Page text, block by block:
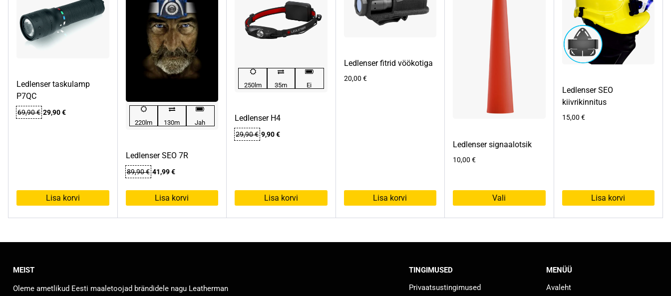
Ledlenser taskulamp
P7QC
69,90€ Algne
29,90€Praegune
Lisa korvi
220lm 130m Jah
Ledlenser SEO 7R
89,90€ Algne
oli:
89,90 €.
41,99€Praegune
on:
41,99 €.
Lisa korvi
250lm 35m Ei
Ledlenser H4
29,90€ Algne
9,90€Praegune
Lisa korvi
Ledlenser fitrid vöökotiga
20,00 €
Lisa korvi
Ledlenser signaalotsik
10,00 €
Vali
Valikuid
saab
Ledlenser SEO
kiivrikinnitus
15,00 €
Lisa korvi
MEIST
Oleme ametlikud Eesti maaletoojad brändidele nagu Leatherman
TINGIMUSED
Privaatsustingimused
MENÜÜ
Avaleht